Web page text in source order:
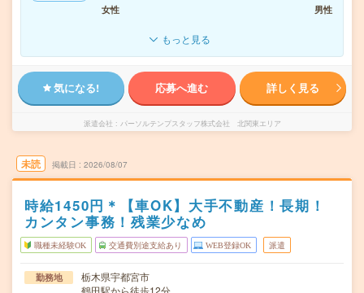
女性
男性
もっと見る
気になる! 応募へ進む 詳しく見る
派遣会社 パーソルテンプスタッフ株式会社 北関東エリア
未読 掲載日 2026/08/07
時給1450円＊【車OK】大手不動産！長期！
カンタン事務！残業少なめ
職種未経験OK 交通費別途支給あり WEB登録OK 派遣
勤務地
栃木県宇都宮市
鶴田駅から徒歩12分